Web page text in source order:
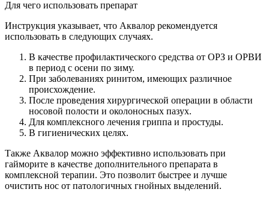
Для чего использовать препарат
Инструкция указывает, что Аквалор рекомендуется
использовать в следующих случаях.
В качестве профилактического средства от ОРЗ и ОРВИ
в период с осени по зиму.
При заболеваниях ринитом, имеющих различное
происхождение.
После проведения хирургической операции в области
носовой полости и околоносных пазух.
Для комплексного лечения гриппа и простуды.
В гигиенических целях.
Также Аквалор можно эффективно использовать при
гайморите в качестве дополнительного препарата в
комплексной терапии. Это позволит быстрее и лучше
очистить нос от патологичных гнойных выделений.